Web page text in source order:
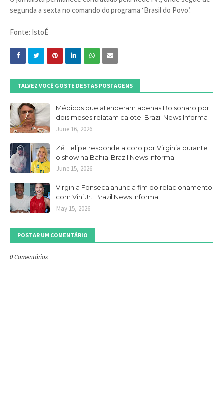
segunda a sexta no comando do programa ‘Brasil do Povo’.
Fonte: IstoÉ
TALVEZ VOCÊ GOSTE DESTAS POSTAGENS
Médicos que atenderam apenas Bolsonaro por
dois meses relatam calote| Brazil News Informa
June 16, 2026
Zé Felipe responde a coro por Virginia durante
o show na Bahia| Brazil News Informa
June 15, 2026
Virginia Fonseca anuncia fim do relacionamento
com Vini Jr.| Brazil News Informa
May 15, 2026
POSTAR UM COMENTÁRIO
0 Comentários